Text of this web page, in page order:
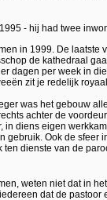
- hij had twee
in 1999. De laatste
de kathedraal
dagen per week in
zit je redelijk
was het gebouw
achter de
diens eigen
Ook de sfeer
ten dienste van de
weten niet dat in
dat de